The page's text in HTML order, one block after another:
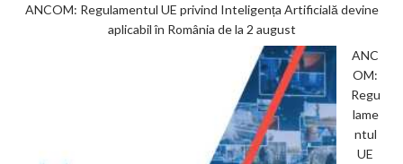
ANCOM: Regulamentul UE privind Inteligența Artificială devine
aplicabil în România de la 2 august
ANC
OM:
Regu
lame
ntul
UE